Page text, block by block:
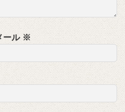
ール ※